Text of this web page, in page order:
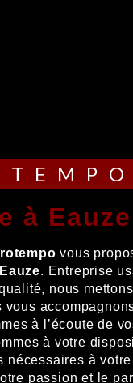
à Eauze
vous
Eauze. Entreprise
nous
vous
à l’écoute de
à votre
nécessaires à
passion et le